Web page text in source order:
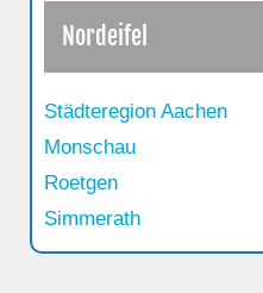
Nordeifel
Städteregion Aachen
Monschau
Roetgen
Simmerath